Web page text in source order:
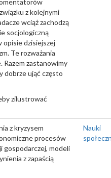
z kolejnymi
wciąż zachodzą
socjologiczną
opisie dzisiejszej
Te rozważania
Razem zastanowimy
dobrze ująć często
zilustrować
z kryzysem
procesów
gospodarczej, modeli
z zapaścią
Nauki